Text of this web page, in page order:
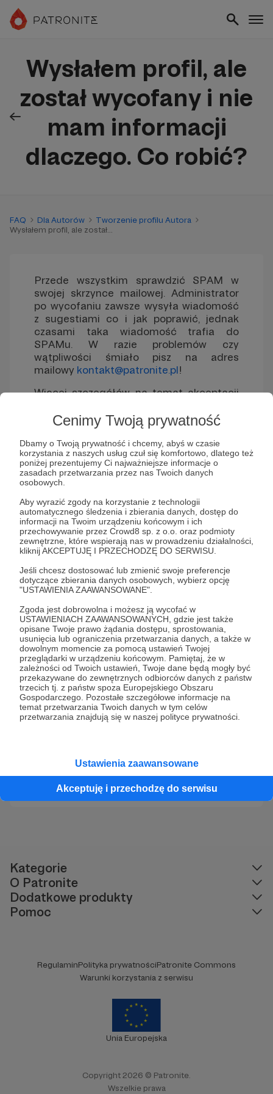
Cenimy Twoją prywatność
Dbamy o Twoją prywatność i chcemy, abyś w czasie
korzystania z naszych usług czuł się komfortowo, dlatego też
poniżej prezentujemy Ci najważniejsze informacje o
zasadach przetwarzania przez nas Twoich danych
osobowych.
Aby wyrazić zgody na korzystanie z technologii
automatycznego śledzenia i zbierania danych, dostęp do
informacji na Twoim urządzeniu końcowym i ich
przechowywanie przez Crowd8 sp. z o.o. oraz podmioty
zewnętrzne, które wspierają nas w prowadzeniu działalności,
kliknij AKCEPTUJĘ I PRZECHODZĘ DO SERWISU.
Jeśli chcesz dostosować lub zmienić swoje preferencje
dotyczące zbierania danych osobowych, wybierz opcję
"USTAWIENIA ZAAWANSOWANE".
Zgoda jest dobrowolna i możesz ją wycofać w
USTAWIENIACH ZAAWANSOWANYCH, gdzie jest także
opisane Twoje prawo żądania dostępu, sprostowania,
usunięcia lub ograniczenia przetwarzania danych, a także w
dowolnym momencie za pomocą ustawień Twojej
przeglądarki w urządzeniu końcowym. Pamiętaj, że w
zależności od Twoich ustawień, Twoje dane będą mogły być
przekazywane do zewnętrznych odbiorców danych z państw
trzecich tj. z państw spoza Europejskiego Obszaru
Gospodarczego. Pozostałe szczegółowe informacje na
temat przetwarzania Twoich danych w tym celów
przetwarzania znajdują się w naszej polityce prywatności.
Ustawienia zaawansowane
Akceptuję i przechodzę do serwisu
Wysłałem profil, ale
został wycofany i nie
mam informacji
dlaczego. Co robić?
FAQ Dla Autorów
Tworzenie profilu Autora
Wysłałem profil, ale został...
Przede wszystkim sprawdzić SPAM w
swojej skrzynce mailowej. Administrator
po wycofaniu zawsze wysyła wiadomość
z sugestiami co i jak poprawić, jednak
czasami taka wiadomość trafia do
SPAMu. W razie problemów czy
wątpliwości śmiało pisz na adres
mailowy kontakt@patronite.pl!
Więcej szczegółów na temat akceptacji
profil nie został zaakceptowany?! 10
Zobacz również
Jakie progi cieszą się największą
Jak dodać cel na moim profilu?
Czym różnią się cele subskrypcyjne od
projektowych?
Co muszę zrobić, żeby mój profil został
zaakceptowany?
Jak stworzyć dobrą wizytówkę (sekcja „O
Autorze”)?
wyszukiwane pytanie?
Napisz do nas
Kategorie
O Patronite
Dodatkowe produkty
Pomoc
RegulaminPolityka prywatnościPatronite Commons
Warunki korzystania z serwisu
Unia Europejska
Copyright 2026 © Patronite.
Wszelkie prawa